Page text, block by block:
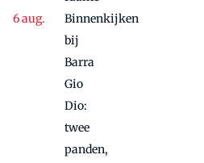
Binnenkijken
bij
Barra
Gio
Dio:
twee
panden,